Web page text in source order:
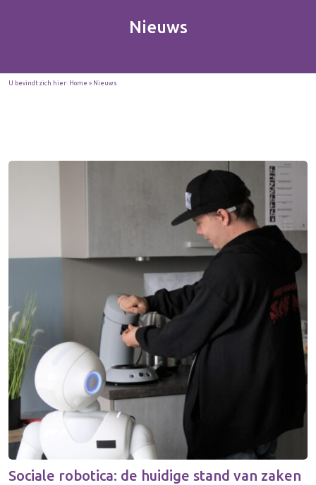
Nieuws
U bevindt zich hier: Home » Nieuws
Sociale robotica: de huidige stand van zaken